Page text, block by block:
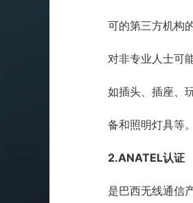
可的第三方机构
对非专业人士可
如插头、插座、
备和照明灯具等。
2.ANATEL认证
是巴西无线通信